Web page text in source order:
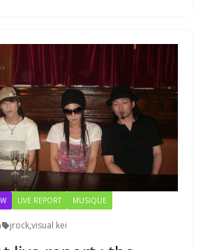
LIVE REPORT MUSIQUE
jrock,visual kei